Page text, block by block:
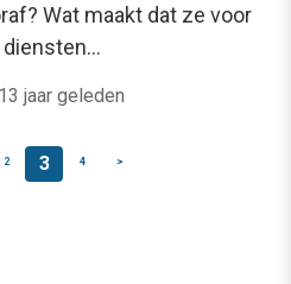
Wat maakt dat ze voor
diensten…
13 jaar geleden
2 3 4 >